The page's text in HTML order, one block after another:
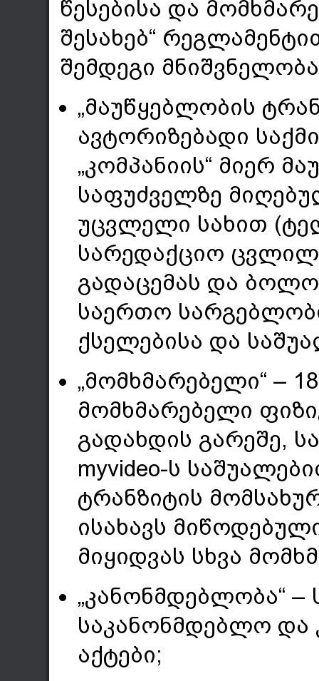
წესებისა და
შესახებ“
შემდეგი
„მაუწყებლობის
ავტორიზებადი
„კომპანიის“ მიერ
საფუძველზე
უცვლელი სახით
სარედაქციო
გადაცემას და
საერთო
ქსელებისა და
„მომხმარებელი“ –
მომხმარებელი
გადახდის გარეშე,
myvideo-ს
ტრანზიტის
ისახავს
მიყიდვას სხვა
„კანონმდებლობა“
საკანონმდებლო და
აქტები;